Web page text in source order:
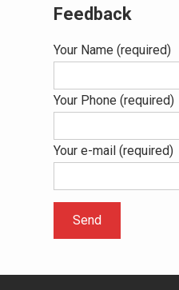
Feedback
Your Name (required)
Your Phone (required)
Your e-mail (required)